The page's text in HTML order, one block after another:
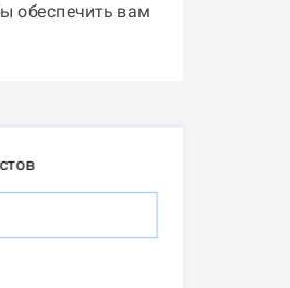
обеспечить вам